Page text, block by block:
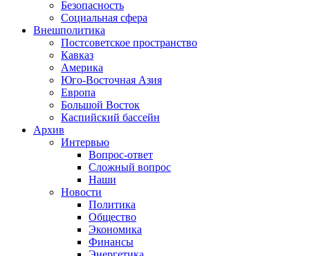
Безопасность
Социальная сфера
Внешполитика
Постсоветское пространство
Кавказ
Америка
Юго-Восточная Азия
Европа
Большой Восток
Каспийский бассейн
Архив
Интервью
Вопрос-ответ
Сложный вопрос
Наши
Новости
Политика
Общество
Экономика
Финансы